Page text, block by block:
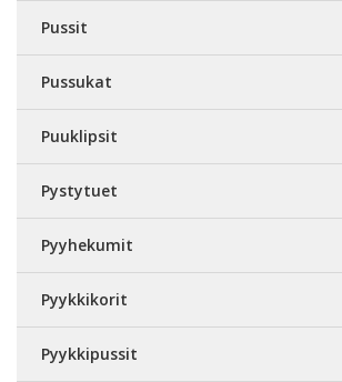
Pussit
Pussukat
Puuklipsit
Pystytuet
Pyyhekumit
Pyykkikorit
Pyykkipussit